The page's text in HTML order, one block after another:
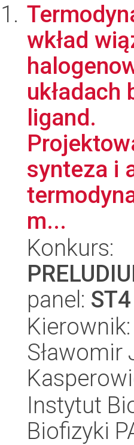
wkład
układach
ligand.
synteza i
m...
Konkurs:
panel: ST4
Sławomir
Instytut
Biofizyki